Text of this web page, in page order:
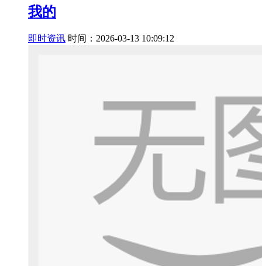
我的
即时资讯 时间：2026-03-13 10:09:12